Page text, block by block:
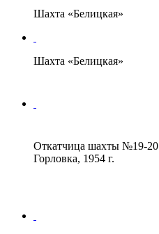
Шахта «Белицкая»
Шахта «Белицкая»
Откатчица шахты №19-20
Горловка, 1954 г.